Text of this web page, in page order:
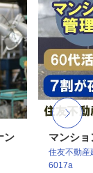
ン
マンシ
住友不動
6017a